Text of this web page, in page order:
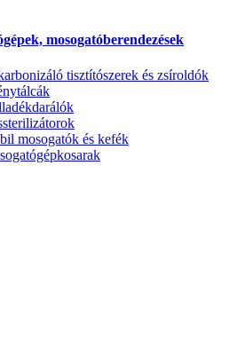
mosogatóberendezések
tisztítószerek és zsíroldók
mosogatók és kefék